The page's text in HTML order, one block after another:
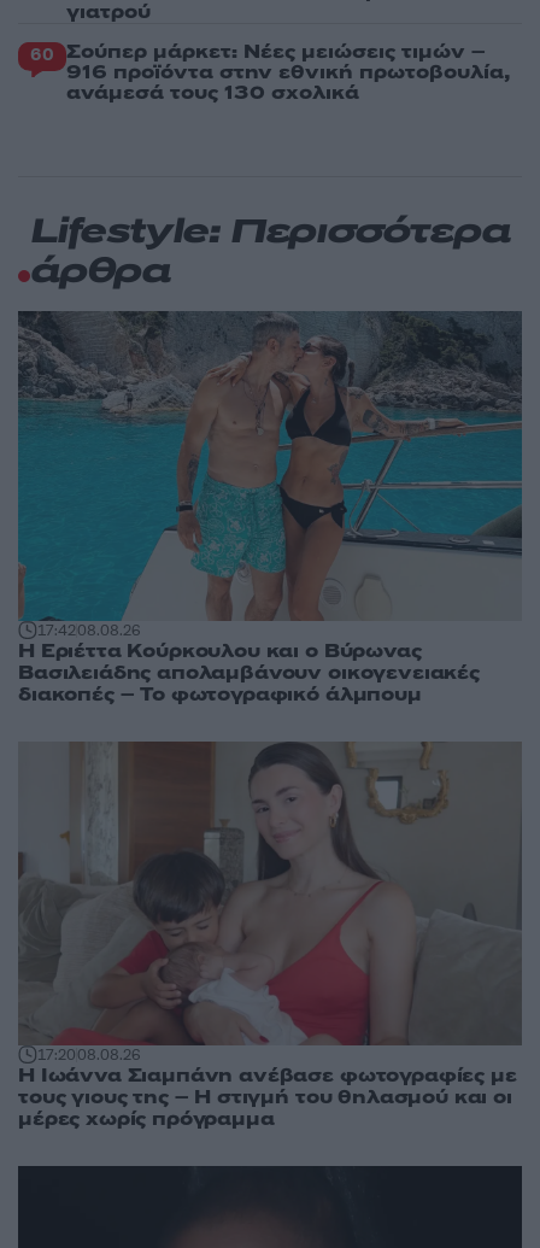
γιατρού
60 Σούπερ μάρκετ: Νέες μειώσεις τιμών –
916 προϊόντα στην εθνική πρωτοβουλία,
ανάμεσά τους 130 σχολικά
Lifestyle: Περισσότερα
άρθρα
17:4208.08.26
Η Εριέττα Κούρκουλου και ο Βύρωνας
Βασιλειάδης απολαμβάνουν οικογενειακές
διακοπές – Το φωτογραφικό άλμπουμ
17:2008.08.26
H Ιωάννα Σιαμπάνη ανέβασε φωτογραφίες με
τους γιους της – Η στιγμή του θηλασμού και οι
μέρες χωρίς πρόγραμμα